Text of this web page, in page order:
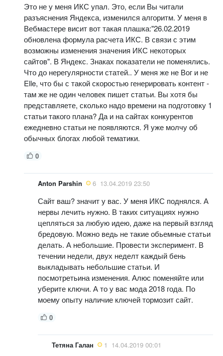
Это не у меня ИКС упал. Это, если Вы читали
разъяснения Яндекса, изменился алгоритм. У меня в
Вебмастере висит вот такая плашка:"26.02.2019
обновлена формула расчета ИКС. В связи с этим
возможны изменения значения ИКС некоторых
сайтов". В Яндекс. Знаках показатели не поменялись.
Что до нерегулярности статей.. У меня же не Вог и не
Elle, что бы с такой скоростью генерировать контент -
там же не один человек пишет статьи. Вы хотя бы
представляете, сколько надо времени на подготовку 1
статьи такого плана? Да и на сайтах конкурентов
ежедневно статьи не появляются. Я уже молчу об
обычных блогах любой тематики.
0
Anton Parshin 6 13.04.2019 23:50
Сайт ваш? значит у вас. У меня ИКС поднялся. А
нервы лечить нужно. В таких ситуациях нужно
цепляться за любую идею, даже на первый взгляд
бредовую. Можно ведь не такие обьемные статьи
делать. А небольшие. Провести эксперимент. В
течении недели, двух неделт каждый бень
выкладывать небольшие статьи. И
посмотретьина изменения. Алюс поменяйте или
уберите ключи. А то у вас мода 2018 года. По
моему опыту наличие ключей тормозит сайт.
0
Тетяна Галан 1 14.04.2019 00:01